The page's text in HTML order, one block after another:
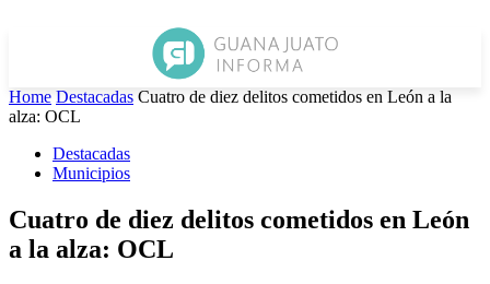
Home Destacadas Cuatro de diez delitos cometidos en León a la
alza: OCL
Destacadas
Municipios
Cuatro de diez delitos cometidos en León
a la alza: OCL